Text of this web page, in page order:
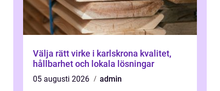
Välja rätt virke i karlskrona kvalitet,
hållbarhet och lokala lösningar
05 augusti 2026
admin